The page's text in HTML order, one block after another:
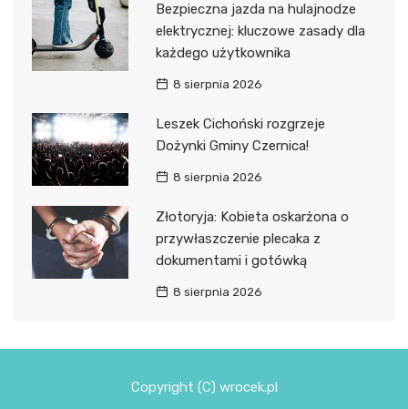
Bezpieczna jazda na hulajnodze
elektrycznej: kluczowe zasady dla
każdego użytkownika
8 sierpnia 2026
Leszek Cichoński rozgrzeje
Dożynki Gminy Czernica!
8 sierpnia 2026
Złotoryja: Kobieta oskarżona o
przywłaszczenie plecaka z
dokumentami i gotówką
8 sierpnia 2026
Copyright (C) wrocek.pl